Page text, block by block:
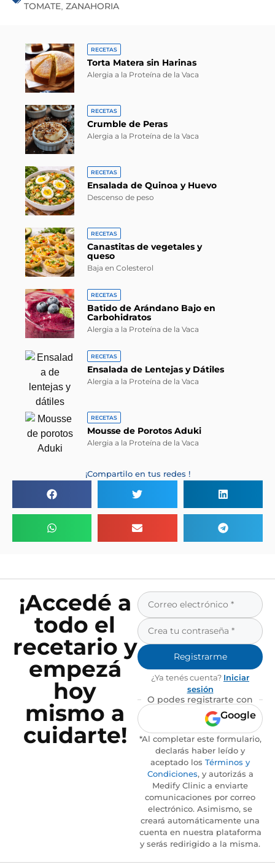
TOMATE, ZANAHORIA
RECETAS
Torta Matera sin Harinas
Alergia a la Proteína de la Vaca
RECETAS
Crumble de Peras
Alergia a la Proteína de la Vaca
RECETAS
Ensalada de Quinoa y Huevo
Descenso de peso
RECETAS
Canastitas de vegetales y
queso
Baja en Colesterol
RECETAS
Batido de Arándano Bajo en
Carbohidratos
Alergia a la Proteína de la Vaca
RECETAS
Ensalada de Lentejas y Dátiles
Alergia a la Proteína de la Vaca
RECETAS
Mousse de Porotos Aduki
Alergia a la Proteína de la Vaca
¡Compartilo en tus redes !
¡Accedé a
todo el
recetario y
empezá
hoy
mismo a
cuidarte!
Registrarme
¿Ya tenés cuenta? Iniciar
sesión
O podes registrarte con
Google
*Al completar este formulario,
declarás haber leído y
aceptado los Términos y
Condiciones, y autorizás a
Medify Clinic a enviarte
comunicaciones por correo
electrónico. Asimismo, se
creará automáticamente una
cuenta en nuestra plataforma
y serás redirigido a la misma.